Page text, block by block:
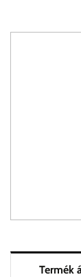
Termék